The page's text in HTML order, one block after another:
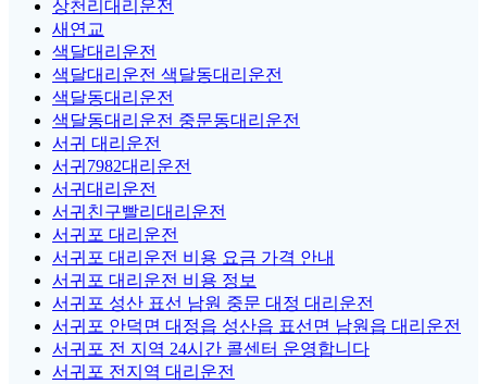
상천리대리운전
새연교
색달대리운전
색달대리운전 색달동대리운전
색달동대리운전
색달동대리운전 중문동대리운전
서귀 대리운전
서귀7982대리운전
서귀대리운전
서귀친구빨리대리운전
서귀포 대리운전
서귀포 대리운전 비용 요금 가격 안내
서귀포 대리운전 비용 정보
서귀포 성산 표선 남원 중문 대정 대리운전
서귀포 안덕면 대정읍 성산읍 표선면 남원읍 대리운전
서귀포 전 지역 24시간 콜센터 운영합니다
서귀포 전지역 대리운전